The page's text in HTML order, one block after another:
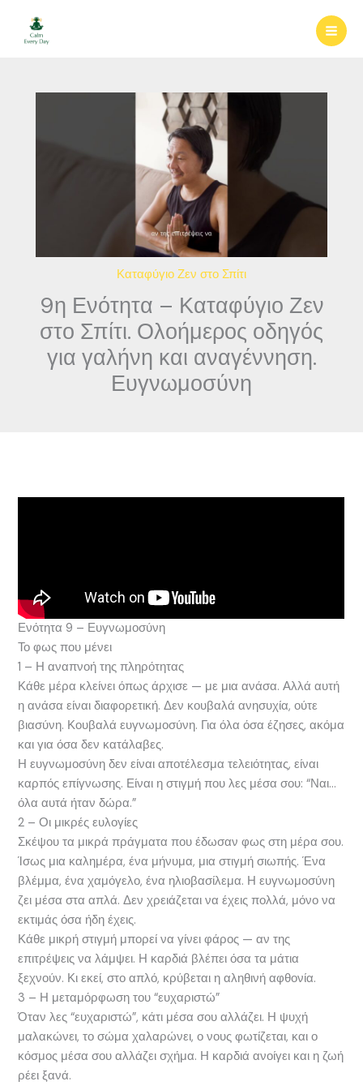
περιεχόμενο
Καταφύγιο Ζεν στο Σπίτι
9η Ενότητα – Καταφύγιο Ζεν
στο Σπίτι. Ολοήμερος οδηγός
για γαλήνη και αναγέννηση.
Ευγνωμοσύνη
Ενότητα 9 – Ευγνωμοσύνη
Το φως που μένει
1 – Η αναπνοή της πληρότητας
Κάθε μέρα κλείνει όπως άρχισε — με μια ανάσα. Αλλά αυτή
η ανάσα είναι διαφορετική. Δεν κουβαλά ανησυχία, ούτε
βιασύνη. Κουβαλά ευγνωμοσύνη. Για όλα όσα έζησες, ακόμα
και για όσα δεν κατάλαβες.
Η ευγνωμοσύνη δεν είναι αποτέλεσμα τελειότητας, είναι
καρπός επίγνωσης. Είναι η στιγμή που λες μέσα σου: “Ναι…
όλα αυτά ήταν δώρα.”
2 – Οι μικρές ευλογίες
Σκέψου τα μικρά πράγματα που έδωσαν φως στη μέρα σου.
Ίσως μια καλημέρα, ένα μήνυμα, μια στιγμή σιωπής. Ένα
βλέμμα, ένα χαμόγελο, ένα ηλιοβασίλεμα. Η ευγνωμοσύνη
ζει μέσα στα απλά. Δεν χρειάζεται να έχεις πολλά, μόνο να
εκτιμάς όσα ήδη έχεις.
Κάθε μικρή στιγμή μπορεί να γίνει φάρος — αν της
επιτρέψεις να λάμψει. Η καρδιά βλέπει όσα τα μάτια
ξεχνούν. Κι εκεί, στο απλό, κρύβεται η αληθινή αφθονία.
3 – Η μεταμόρφωση του “ευχαριστώ”
Όταν λες “ευχαριστώ”, κάτι μέσα σου αλλάζει. Η ψυχή
μαλακώνει, το σώμα χαλαρώνει, ο νους φωτίζεται, και ο
κόσμος μέσα σου αλλάζει σχήμα. Η καρδιά ανοίγει και η ζωή
ρέει ξανά.